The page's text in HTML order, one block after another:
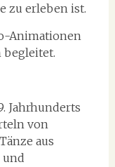
zu erleben ist.
Animationen
begleitet.
Jahrhunderts
von
aus
und